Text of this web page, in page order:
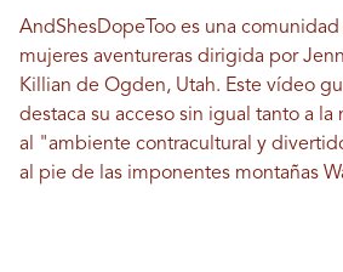
AndShesDopeToo es una
mujeres aventureras dirigida por
Killian de Ogden, Utah. Este vídeo
destaca su acceso sin igual tanto a la
al "ambiente contracultural y
al pie de las imponentes montañas